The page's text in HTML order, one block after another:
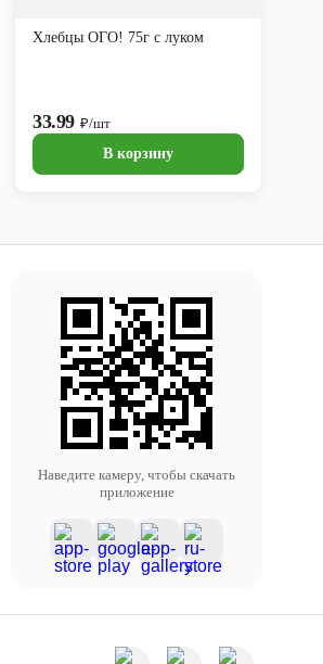
Хлебцы ОГО! 75г с луком
33.99 ₽/шт
В корзину
Наведите камеру, чтобы скачать
приложение